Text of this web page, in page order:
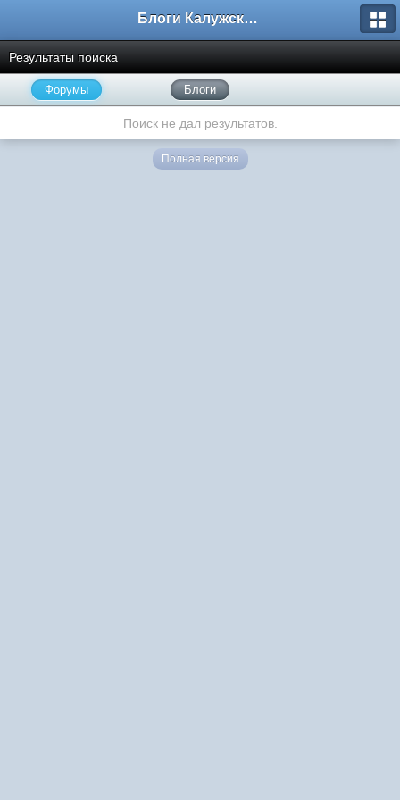
Блоги Калужского перекрестка
Результаты поиска
Форумы Блоги
Поиск не дал результатов.
Полная версия